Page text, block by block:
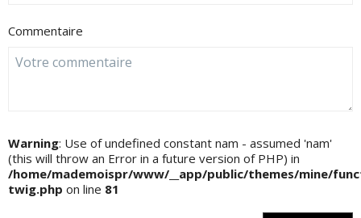
Commentaire
Warning: Use of undefined constant nam - assumed 'nam'
(this will throw an Error in a future version of PHP) in
/home/mademoispr/www/__app/public/themes/mine/
twig.php on line 81